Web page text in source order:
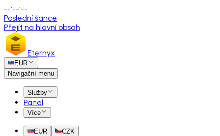
--:--:--
Poslední šance
Přejít na hlavní obsah
Eternyx
EUR
Navigační menu
Služby
Panel
Více
EUR CZK